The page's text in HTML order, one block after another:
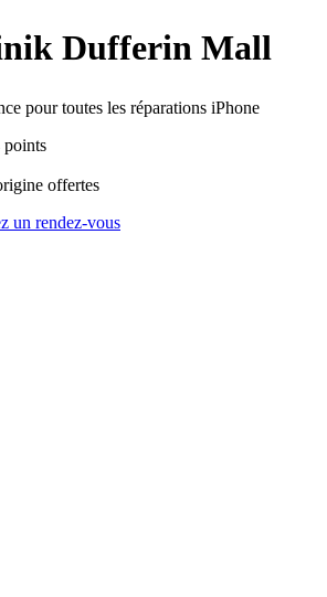
Dufferin Mall
pour toutes les réparations iPhone
points
offertes
un rendez-vous